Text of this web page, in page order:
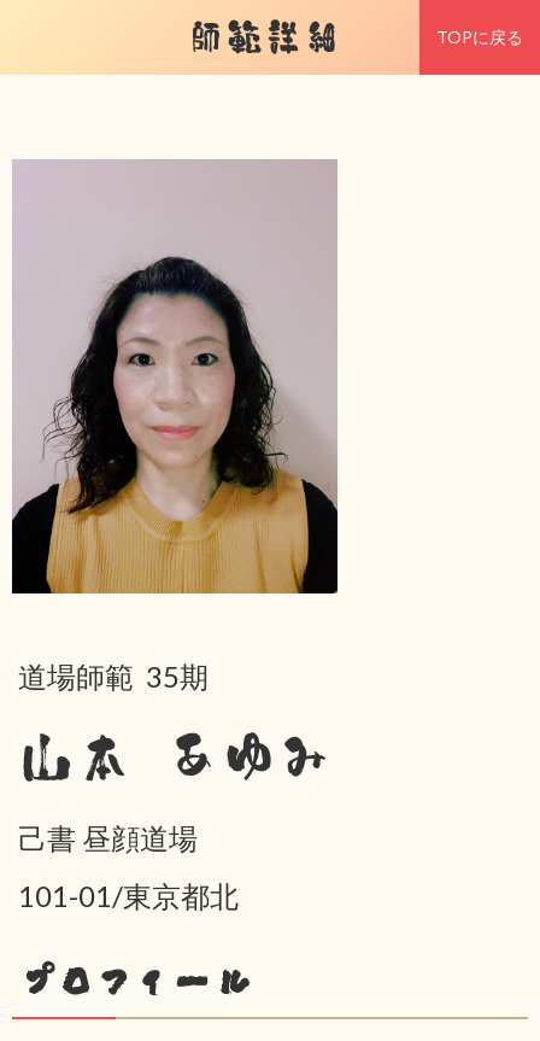
師範詳細 TOPに戻る
道場師範 35期
山本 あゆみ
己書 昼顔道場
101-01/東京都北
プロフィール